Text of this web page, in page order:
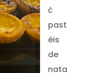
ć
past
éis
de
nata